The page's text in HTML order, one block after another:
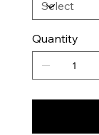
Quantity